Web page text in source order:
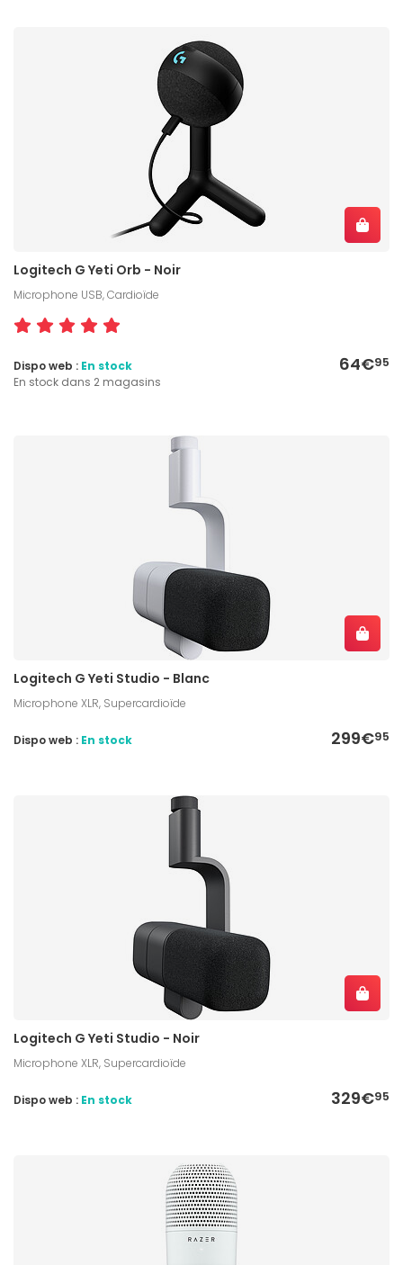
Logitech G Yeti Orb - Noir
Microphone USB, Cardioïde
64€95
Dispo web : En stock
En stock dans 2 magasins
Logitech G Yeti Studio - Blanc
Microphone XLR, Supercardioïde
299€95
Dispo web : En stock
Logitech G Yeti Studio - Noir
Microphone XLR, Supercardioïde
329€95
Dispo web : En stock